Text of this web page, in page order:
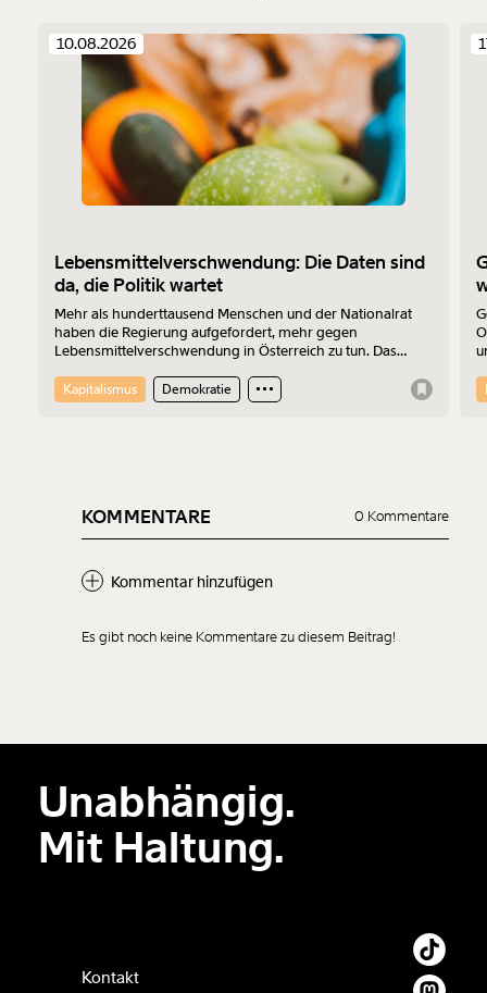
10.08.2026
Lebensmittelverschwendung: Die Daten sind
da, die Politik wartet
Mehr als hunderttausend Menschen und der Nationalrat
haben die Regierung aufgefordert, mehr gegen
Lebensmittelverschwendung in Österreich zu tun. Das
weder neue Antworten noch einen Zeitplan dafür, das zu
ändern.
Kapitalismus Demokratie
KOMMENTARE 0 Kommentare
Kommentar hinzufügen
Der Inhalt dieses Feldes wird nicht öffentlich zugänglich angezeigt.
Es gibt noch keine Kommentare zu diesem Beitrag!
Unabhängig.
Mit Haltung.
Kontakt